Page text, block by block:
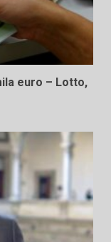
euro – Lotto,